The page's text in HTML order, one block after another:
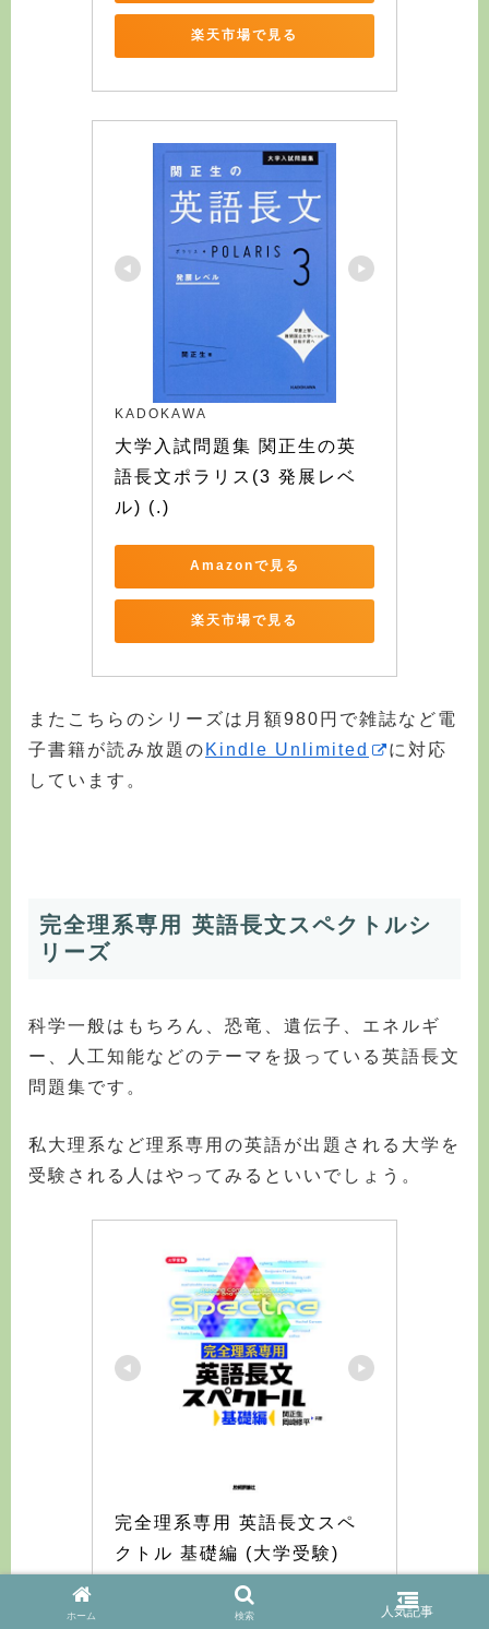
楽天市場で見る
KADOKAWA
大学入試問題集 関正生の英
語長文ポラリス(3 発展レベ
ル) (.)
Amazonで見る
楽天市場で見る
またこちらのシリーズは月額980円で雑誌など電
子書籍が読み放題の Kindle Unlimited
に対応
しています。
完全理系専用 英語長文スペクトルシ
リーズ
科学一般はもちろん、恐竜、遺伝子、エネルギ
ー、人工知能などのテーマを扱っている英語長文
問題集です。
私大理系など理系専用の英語が出題される大学を
受験される人はやってみるといいでしょう。
完全理系専用 英語長文スペ
クトル 基礎編 (大学受験)
Amazonで見る
ホーム 検索